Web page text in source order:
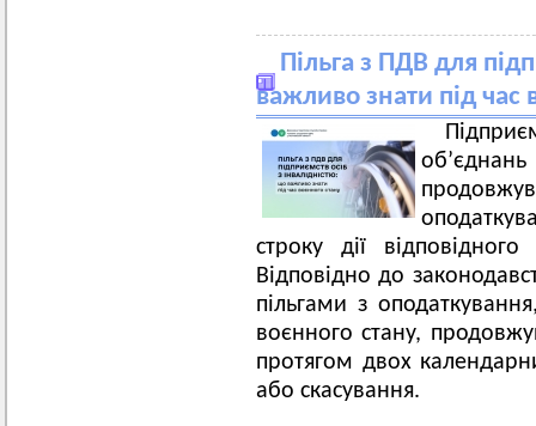
Пільга з ПДВ для
важливо знати під час
строку дії
Відповідно до
пільгами з
воєнного стану,
протягом двох
або скасування.